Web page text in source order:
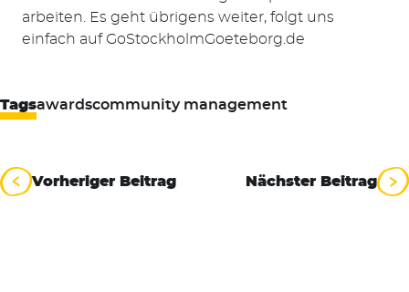
arbeiten. Es geht übrigens weiter, folgt uns
einfach auf GoStockholmGoeteborg.de
Tagsawardscommunity management
Beitragsnavigation
Vorheriger Beitrag Nächster Beitrag